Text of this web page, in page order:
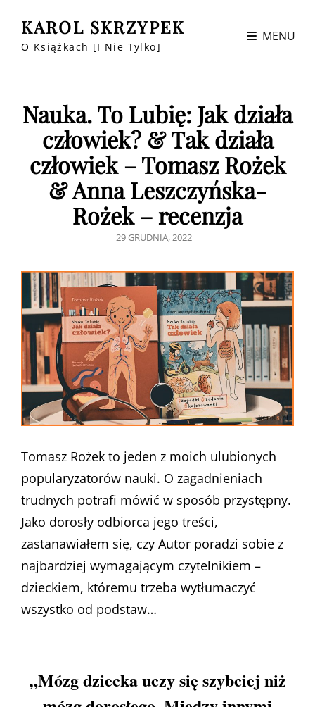
KAROL SKRZYPEK
O Książkach [i Nie Tylko]
MENU
Nauka. To Lubię: Jak działa
człowiek? & Tak działa
człowiek – Tomasz Rożek
& Anna Leszczyńska-
Rożek – recenzja
POSTED
29 GRUDNIA, 2022
Tomasz Rożek to jeden z moich ulubionych
popularyzatorów nauki. O zagadnieniach
trudnych potrafi mówić w sposób przystępny.
Jako dorosły odbiorca jego treści,
zastanawiałem się, czy Autor poradzi sobie z
najbardziej wymagającym czytelnikiem –
dzieckiem, któremu trzeba wytłumaczyć
wszystko od podstaw…
„Mózg dziecka uczy się szybciej niż